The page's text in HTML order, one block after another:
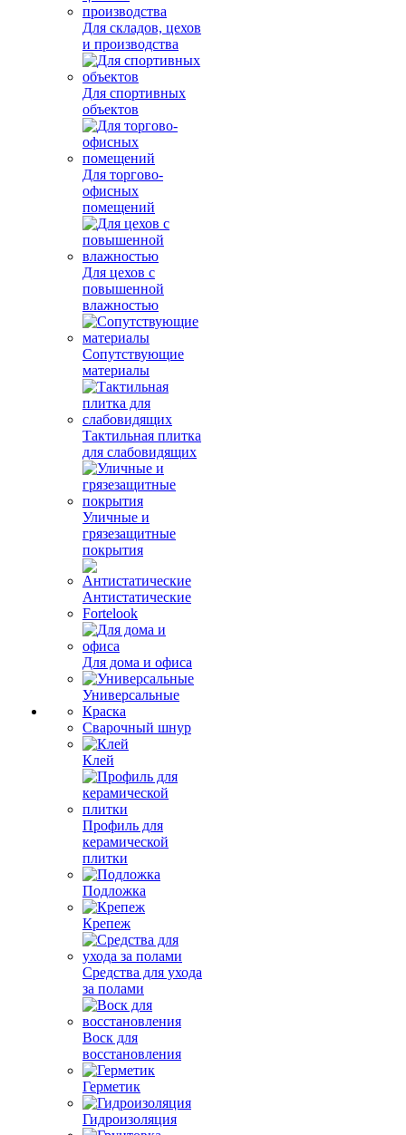
Для складов, цехов
и производства
Для спортивных
объектов
Для торгово-
офисных
помещений
Для цехов с
повышенной
влажностью
Сопутствующие
материалы
Тактильная плитка
для слабовидящих
Уличные и
грязезащитные
покрытия
Антистатические
Fortelook
Для дома и офиса
Универсальные
Краска
Сварочный шнур
Клей
Профиль для
керамической
плитки
Подложка
Крепеж
Средства для ухода
за полами
Воск для
восстановления
Герметик
Гидроизоляция